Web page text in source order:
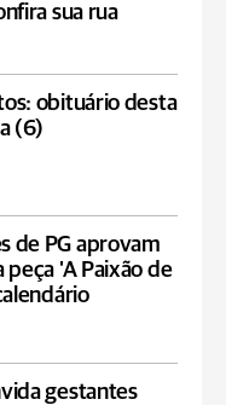
sua rua
obituário desta
(6)
de PG aprovam
peça 'A Paixão de
gestantes